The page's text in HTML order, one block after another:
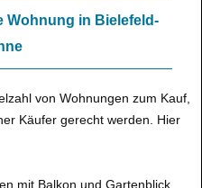
Wohnung in Bielefeld-
von Wohnungen zum Kauf,
Käufer gerecht werden. Hier
mit Balkon und Gartenblick